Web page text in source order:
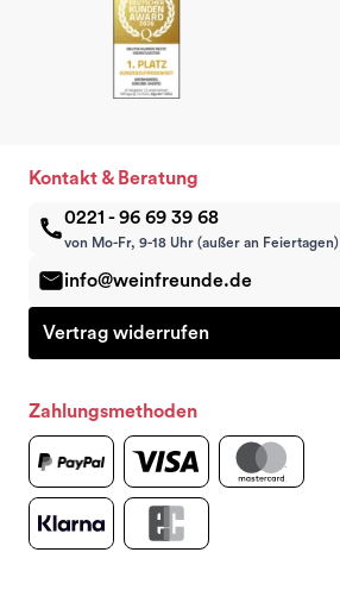
Kontakt & Beratung
0221 - 96 69 39 68
von Mo-Fr, 9-18 Uhr (außer an Feiertagen)
info@weinfreunde.de
Vertrag widerrufen
Zahlungsmethoden